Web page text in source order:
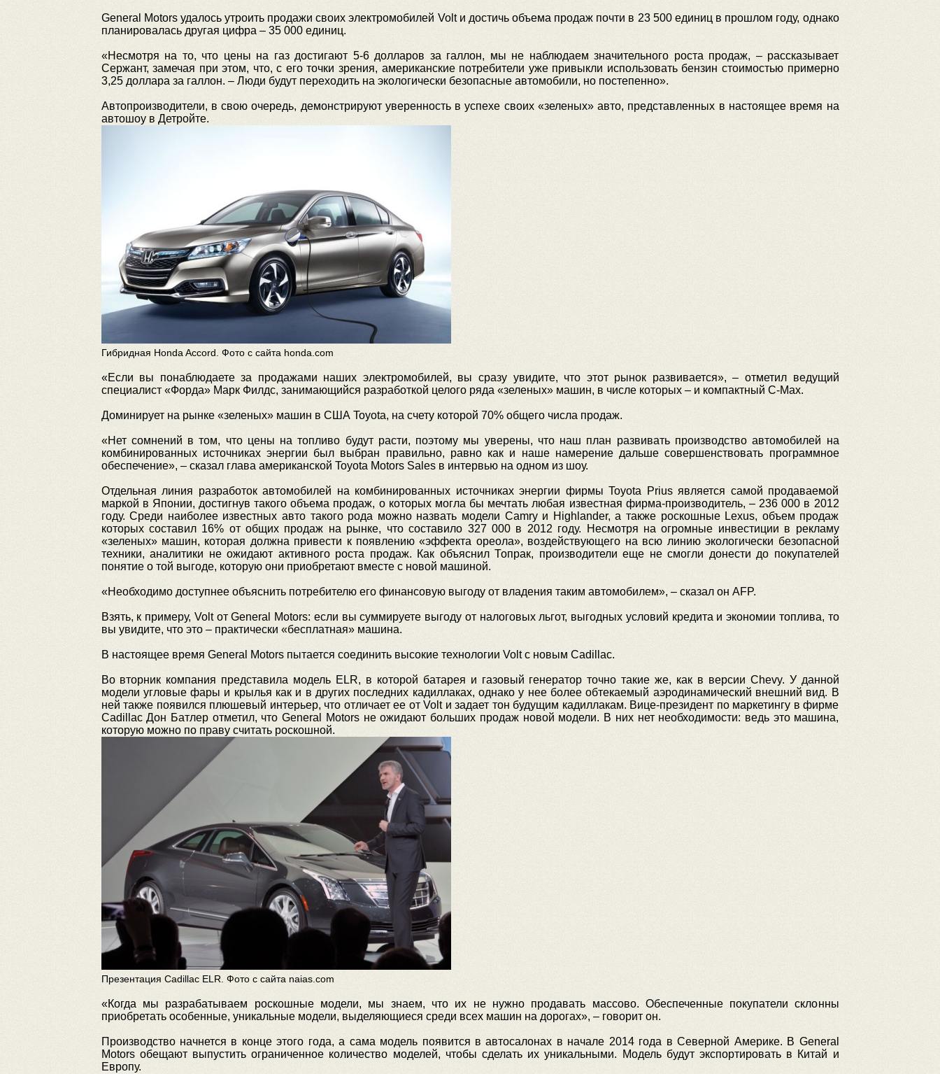
General Motors удалось утроить продажи своих электромобилей Volt и достичь объема продаж почти в 23 500 единиц в прошлом году, однако
планировалась другая цифра – 35 000 единиц.
«Несмотря на то, что цены на газ достигают 5-6 долларов за галлон, мы не наблюдаем значительного роста продаж, – рассказывает
Сержант, замечая при этом, что, с его точки зрения, американские потребители уже привыкли использовать бензин стоимостью примерно
3,25 доллара за галлон. – Люди будут переходить на экологически безопасные автомобили, но постепенно».
Автопроизводители, в свою очередь, демонстрируют уверенность в успехе своих «зеленых» авто, представленных в настоящее время на
автошоу в Детройте.
Гибридная Honda Accord. Фото с сайта honda.com
«Если вы понаблюдаете за продажами наших электромобилей, вы сразу увидите, что этот рынок развивается», – отметил ведущий
специалист «Форда» Марк Филдс, занимающийся разработкой целого ряда «зеленых» машин, в числе которых – и компактный C-Max.
Доминирует на рынке «зеленых» машин в США Toyota, на счету которой 70% общего числа продаж.
«Нет сомнений в том, что цены на топливо будут расти, поэтому мы уверены, что наш план развивать производство автомобилей на
комбинированных источниках энергии был выбран правильно, равно как и наше намерение дальше совершенствовать программное
обеспечение», – сказал глава американской Toyota Motors Sales в интервью на одном из шоу.
Отдельная линия разработок автомобилей на комбинированных источниках энергии фирмы Toyota Prius является самой продаваемой
маркой в Японии, достигнув такого объема продаж, о которых могла бы мечтать любая известная фирма-производитель, – 236 000 в 2012
году. Среди наиболее известных авто такого рода можно назвать модели Camry и Highlander, а также роскошные Lexus, объем продаж
которых составил 16% от общих продаж на рынке, что составило 327 000 в 2012 году. Несмотря на огромные инвестиции в рекламу
«зеленых» машин, которая должна привести к появлению «эффекта ореола», воздействующего на всю линию экологически безопасной
техники, аналитики не ожидают активного роста продаж. Как объяснил Топрак, производители еще не смогли донести до покупателей
понятие о той выгоде, которую они приобретают вместе с новой машиной.
«Необходимо доступнее объяснить потребителю его финансовую выгоду от владения таким автомобилем», – сказал он AFP.
Взять, к примеру, Volt от General Motors: если вы суммируете выгоду от налоговых льгот, выгодных условий кредита и экономии топлива, то
вы увидите, что это – практически «бесплатная» машина.
В настоящее время General Motors пытается соединить высокие технологии Volt с новым Cadillac.
Во вторник компания представила модель ELR, в которой батарея и газовый генератор точно такие же, как в версии Chevy. У данной
модели угловые фары и крылья как и в других последних кадиллаках, однако у нее более обтекаемый аэродинамический внешний вид. В
ней также появился плюшевый интерьер, что отличает ее от Volt и задает тон будущим кадиллакам. Вице-президент по маркетингу в фирме
Cadillac Дон Батлер отметил, что General Motors не ожидают больших продаж новой модели. В них нет необходимости: ведь это машина,
которую можно по праву считать роскошной.
Презентация Cadillac ELR. Фото с сайта naias.com
«Когда мы разрабатываем роскошные модели, мы знаем, что их не нужно продавать массово. Обеспеченные покупатели склонны
приобретать особенные, уникальные модели, выделяющиеся среди всех машин на дорогах», – говорит он.
Производство начнется в конце этого года, а сама модель появится в автосалонах в начале 2014 года в Северной Америке. В General
Motors обещают выпустить ограниченное количество моделей, чтобы сделать их уникальными. Модель будут экспортировать в Китай и
Европу.